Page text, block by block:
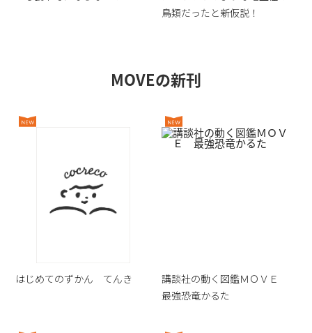
鳥類だったと新仮説！
MOVEの新刊
はじめてのずかん てんき
講談社の動く図鑑ＭＯＶＥ
最強恐竜かるた